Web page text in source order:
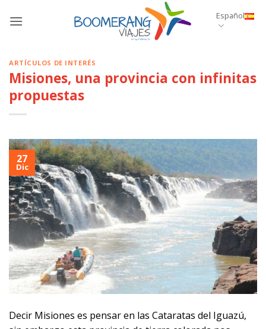
Español
ARTÍCULOS DE INTERÉS
Misiones, una provincia con infinitas
propuestas
27
Dic
Decir Misiones es pensar en las Cataratas del Iguazú,